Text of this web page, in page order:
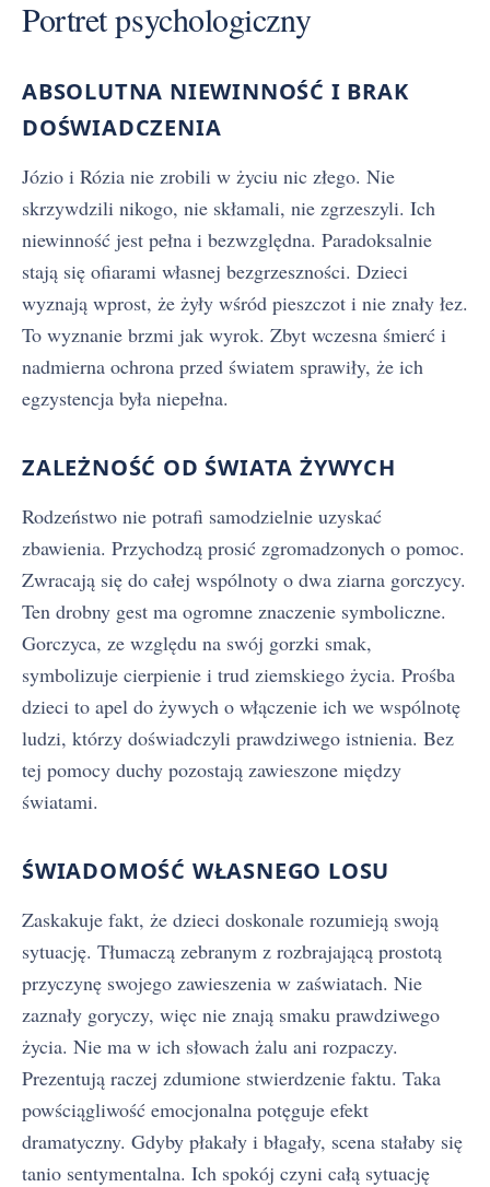
Portret psychologiczny
ABSOLUTNA NIEWINNOŚĆ I BRAK
DOŚWIADCZENIA
Józio i Rózia nie zrobili w życiu nic złego. Nie
skrzywdzili nikogo, nie skłamali, nie zgrzeszyli. Ich
niewinność jest pełna i bezwzględna. Paradoksalnie
stają się ofiarami własnej bezgrzeszności. Dzieci
wyznają wprost, że żyły wśród pieszczot i nie znały łez.
To wyznanie brzmi jak wyrok. Zbyt wczesna śmierć i
nadmierna ochrona przed światem sprawiły, że ich
egzystencja była niepełna.
ZALEŻNOŚĆ OD ŚWIATA ŻYWYCH
Rodzeństwo nie potrafi samodzielnie uzyskać
zbawienia. Przychodzą prosić zgromadzonych o pomoc.
Zwracają się do całej wspólnoty o dwa ziarna gorczycy.
Ten drobny gest ma ogromne znaczenie symboliczne.
Gorczyca, ze względu na swój gorzki smak,
symbolizuje cierpienie i trud ziemskiego życia. Prośba
dzieci to apel do żywych o włączenie ich we wspólnotę
ludzi, którzy doświadczyli prawdziwego istnienia. Bez
tej pomocy duchy pozostają zawieszone między
światami.
ŚWIADOMOŚĆ WŁASNEGO LOSU
Zaskakuje fakt, że dzieci doskonale rozumieją swoją
sytuację. Tłumaczą zebranym z rozbrajającą prostotą
przyczynę swojego zawieszenia w zaświatach. Nie
zaznały goryczy, więc nie znają smaku prawdziwego
życia. Nie ma w ich słowach żalu ani rozpaczy.
Prezentują raczej zdumione stwierdzenie faktu. Taka
powściągliwość emocjonalna potęguje efekt
dramatyczny. Gdyby płakały i błagały, scena stałaby się
tanio sentymentalna. Ich spokój czyni całą sytuację